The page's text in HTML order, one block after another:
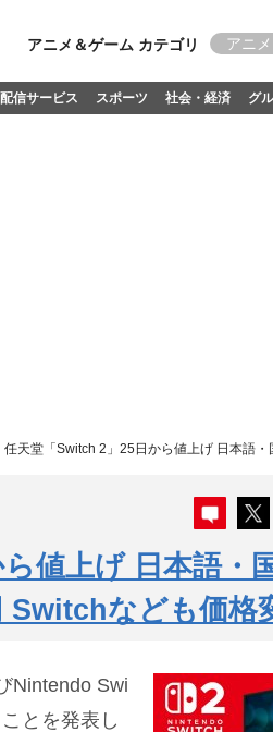
アニメ＆ゲーム カテゴリ アニメ
信サービス スポーツ 社会・経済 グ
任天堂「Switch 2」25日から値上げ 日本語
値上げ 日本語・
なども価格
Nintendo Swi
とを発表し